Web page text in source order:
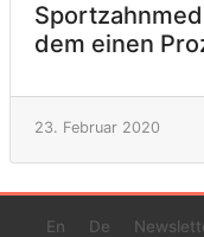
dem einen
23. Februar 2020
En De